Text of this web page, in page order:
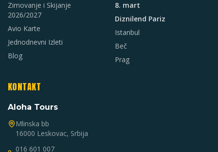
Zimovanje i Skijanje
2026/2027
Avio Karte
Jednodnevni Izleti
Blog
8. mart
Diznilend Pariz
Istanbul
Beč
Prag
KONTAKT
Aloha Tours
Mlinska bb
16000 Leskovac, Srbija
016 601 007